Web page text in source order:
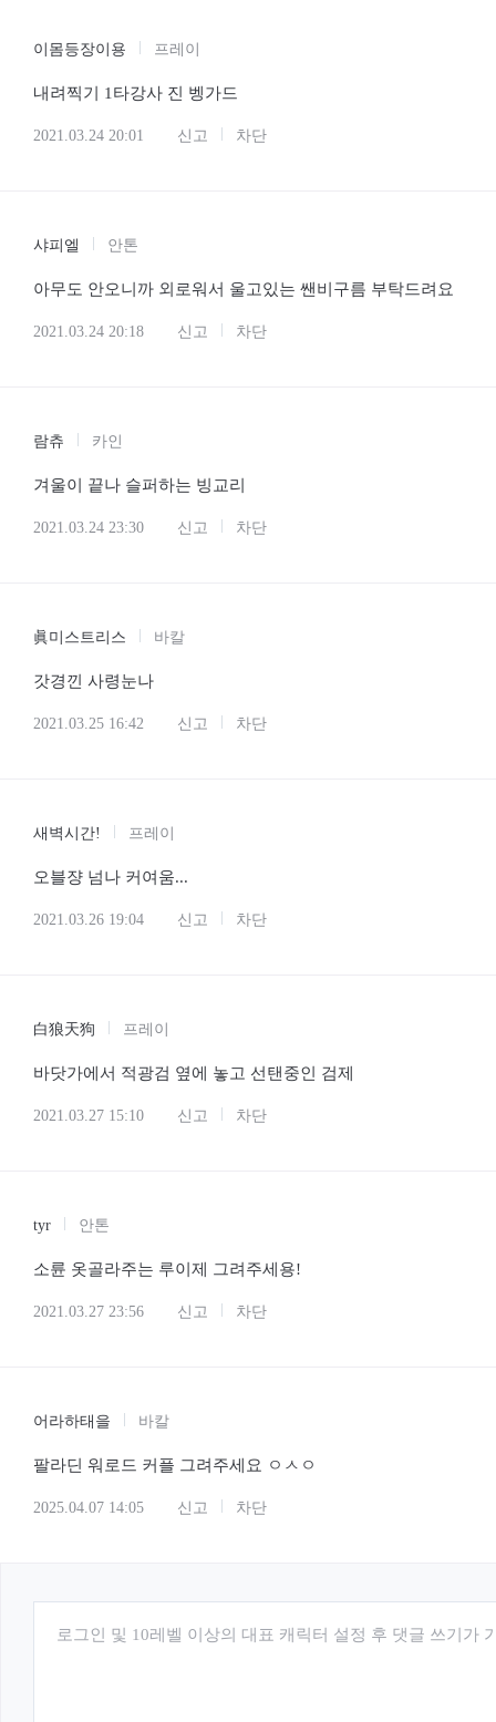
이몸등장이용 프레이
내려찍기 1타강사 진 벵가드
2021.03.24 20:01 신고 차단
샤피엘 안톤
아무도 안오니까 외로워서 울고있는 쌘비구름 부탁드려요
2021.03.24 20:18 신고 차단
람츄 카인
겨울이 끝나 슬퍼하는 빙교리
2021.03.24 23:30 신고 차단
眞미스트리스 바칼
갓경낀 사령눈나
2021.03.25 16:42 신고 차단
새벽시간! 프레이
오블쟝 넘나 커여움...
2021.03.26 19:04 신고 차단
白狼天狗 프레이
바닷가에서 적광검 옆에 놓고 선탠중인 검제
2021.03.27 15:10 신고 차단
tyr 안톤
소륜 옷골라주는 루이제 그려주세용!
2021.03.27 23:56 신고 차단
어라하태을 바칼
팔라딘 워로드 커플 그려주세요 ㅇㅅㅇ
2025.04.07 14:05 신고 차단
로그인 및 10레벨 이상의 대표 캐릭터 설정 후 댓글 쓰기가